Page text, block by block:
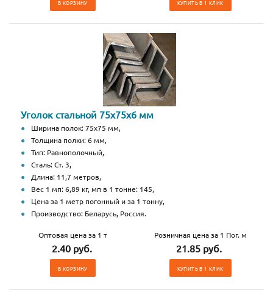
В КОРЗИНУ КУПИТЬ В 1 КЛИК
Уголок стальной 75х75х6 мм
Ширина полок: 75х75 мм,
Толщина полки: 6 мм,
Тип: Равнополочный,
Сталь: Ст. 3,
Длина: 11,7 метров,
Вес 1 мп: 6,89 кг, мп в 1 тонне: 145,
Цена за 1 метр погонный и за 1 тонну,
Производство: Беларусь, Россия.
Оптовая цена за 1 т
2.40 руб.
В КОРЗИНУ
Розничная цена за 1 Пог. м
21.85 руб.
КУПИТЬ В 1 КЛИК